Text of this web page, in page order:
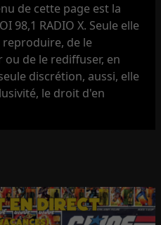
de cette page est la
98,1 RADIO X. Seule elle
reproduire, de le
de le rediffuser, en
discrétion, aussi, elle
le droit d'en